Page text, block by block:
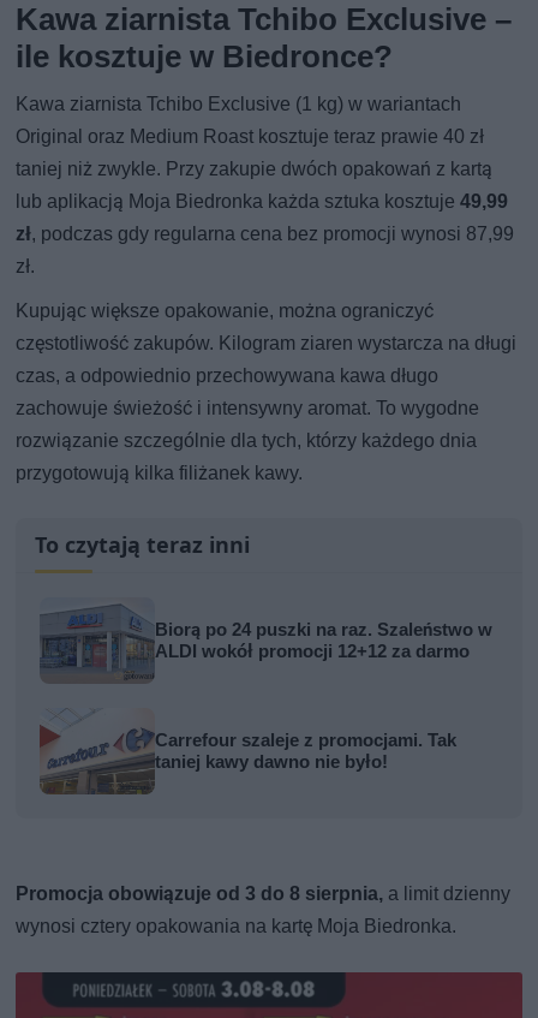
Kawa ziarnista Tchibo Exclusive –
ile kosztuje w Biedronce?
Kawa ziarnista Tchibo Exclusive (1 kg) w wariantach
Original oraz Medium Roast kosztuje teraz prawie 40 zł
taniej niż zwykle. Przy zakupie dwóch opakowań z kartą
lub aplikacją Moja Biedronka każda sztuka kosztuje49,99
zł, podczas gdy regularna cena bez promocji wynosi 87,99
zł.
Kupując większe opakowanie, można ograniczyć
częstotliwość zakupów. Kilogram ziaren wystarcza na długi
czas, a odpowiednio przechowywana kawa długo
zachowuje świeżość i intensywny aromat. To wygodne
rozwiązanie szczególnie dla tych, którzy każdego dnia
przygotowują kilka filiżanek kawy.
To czytają teraz inni
Biorą po 24 puszki na raz. Szaleństwo w
ALDI wokół promocji 12+12 za darmo
Carrefour szaleje z promocjami. Tak
taniej kawy dawno nie było!
Promocja obowiązuje od 3 do 8 sierpnia, a limit dzienny
wynosi cztery opakowania na kartę Moja Biedronka.